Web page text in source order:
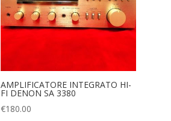
AMPLIFICATORE INTEGRATO HI-
FI DENON SA 3380
€180.00